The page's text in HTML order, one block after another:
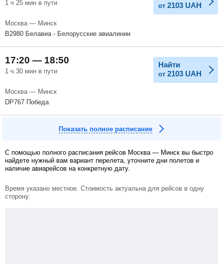
1 ч 25 мин в пути от 2103 UAH
Москва — Минск
B2980 Белавиа - Белорусские авиалинии
17:20 — 18:50
1 ч 30 мин в пути
Найти
от 2103 UAH
Москва — Минск
DP767 Победа
Показать полное расписание
С помощью полного расписания рейсов Москва — Минск вы быстро
найдете нужный вам вариант перелета, уточните дни полетов и
наличие авиарейсов на конкретную дату.
Время указано местное. Стоимость актуальна для рейсов в одну
сторону.